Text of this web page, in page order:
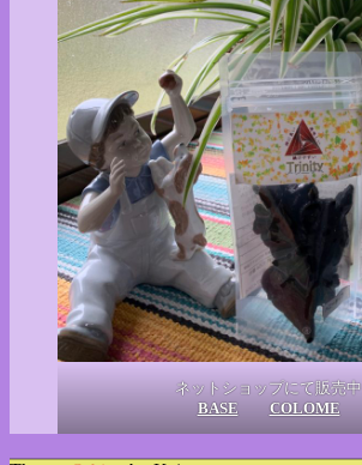
ネットショップにて販売中
BASE
COLOME